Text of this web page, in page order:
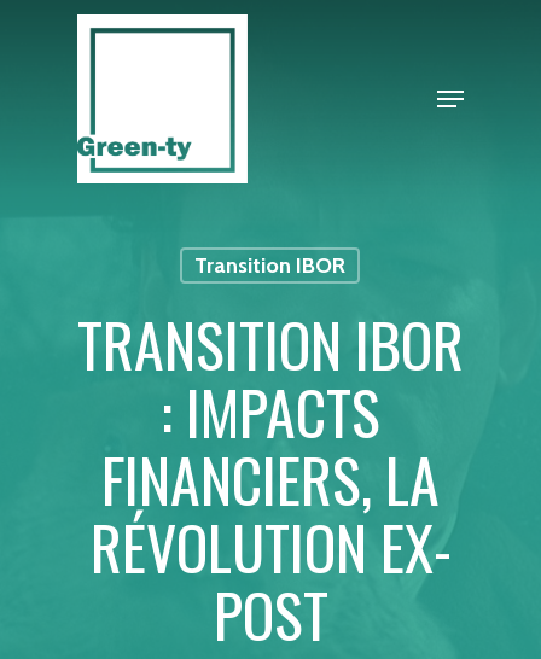
Menu
Transition IBOR
TRANSITION IBOR
: IMPACTS
FINANCIERS, LA
RÉVOLUTION EX-
POST